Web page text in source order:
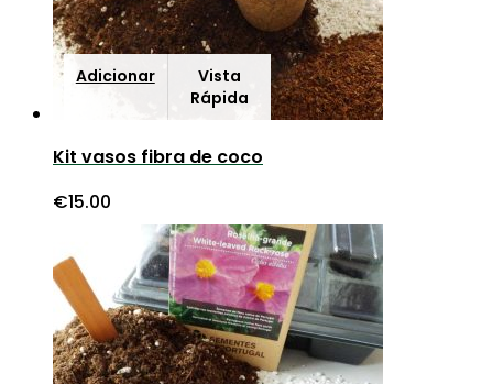
Adicionar
Vista
Rápida
Kit vasos fibra de coco
€15.00